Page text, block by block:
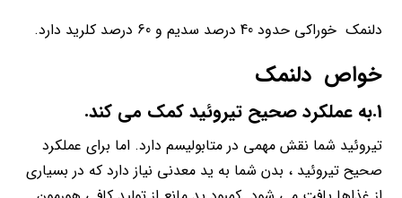
دلنمک خوراکی حدود 40 درصد سدیم و 60 درصد کلرید دارد.
خواص دلنمک
1.به عملکرد صحیح تیروئید کمک می کند.
تیروئید شما نقش مهمی در متابولیسم دارد. اما برای عملکرد
صحیح تیروئید ، بدن شما به ید معدنی نیاز دارد که در بسیاری